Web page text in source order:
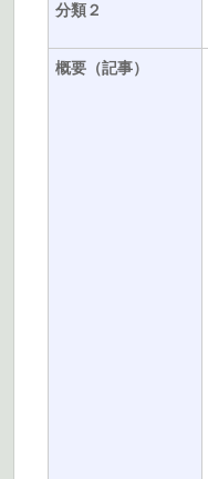
分類２
概要（記事）